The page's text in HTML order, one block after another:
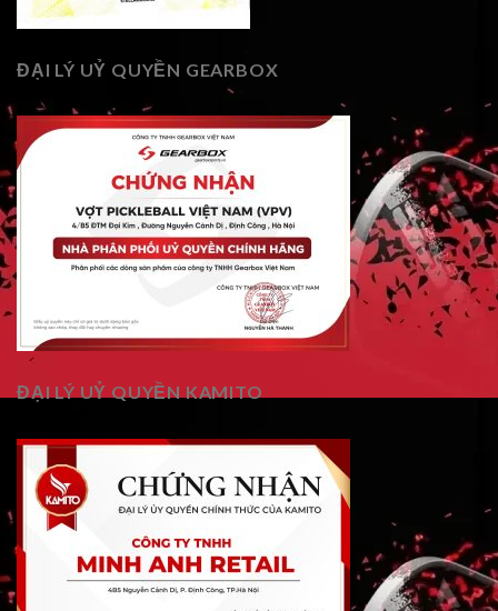
ĐẠI LÝ UỶ QUYỀN GEARBOX
ĐẠI LÝ UỶ QUYỀN KAMITO